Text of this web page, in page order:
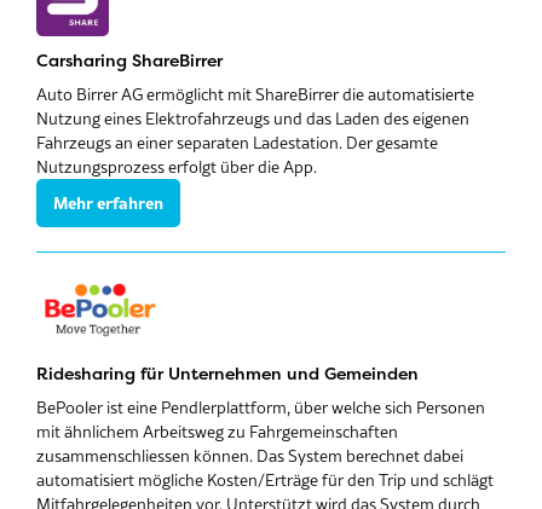
Carsharing ShareBirrer
Auto Birrer AG ermöglicht mit ShareBirrer die automatisierte
Nutzung eines Elektrofahrzeugs und das Laden des eigenen
Fahrzeugs an einer separaten Ladestation. Der gesamte
Nutzungsprozess erfolgt über die App.
Mehr erfahren
Ridesharing für Unternehmen und Gemeinden
BePooler ist eine Pendlerplattform, über welche sich Personen
mit ähnlichem Arbeitsweg zu Fahrgemeinschaften
zusammenschliessen können. Das System berechnet dabei
automatisiert mögliche Kosten/Erträge für den Trip und schlägt
Mitfahrgelegenheiten vor. Unterstützt wird das System durch